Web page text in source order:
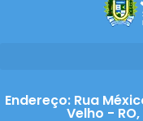
Endereço: Rua
Velho - RO,